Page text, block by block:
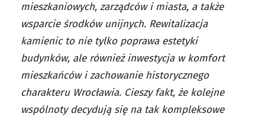
mieszkaniowych, zarządców i miasta, a także
wsparcie środków unijnych. Rewitalizacja
kamienic to nie tylko poprawa estetyki
budynków, ale również inwestycja w komfort
mieszkańców i zachowanie historycznego
charakteru Wrocławia. Cieszy fakt, że kolejne
wspólnoty decydują się na tak kompleksowe